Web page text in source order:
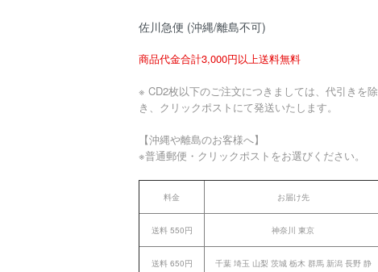
佐川急便 (沖縄/離島不可)
商品代金合計3,000円以上送料無料
※ CD2枚以下のご注文につきましては、代引きを除
き、クリックポストにて発送いたします。
【沖縄や離島のお客様へ】
※普通郵便・クリックポストをお選びください。
料金 お届け先
送料 550円 神奈川 東京
送料 650円
千葉 埼玉 山梨 茨城 栃木 群馬 新潟 長野 静